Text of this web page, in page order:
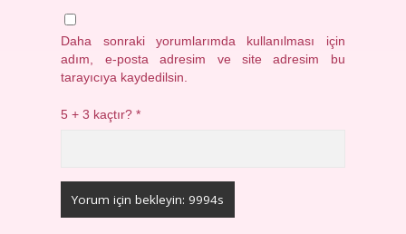
Daha sonraki yorumlarımda kullanılması için
adım, e-posta adresim ve site adresim bu
tarayıcıya kaydedilsin.
5 + 3 kaçtır?*